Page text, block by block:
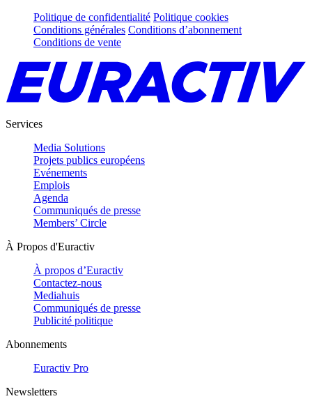
Politique de confidentialité Politique cookies
Conditions générales Conditions d’abonnement
Conditions de vente
Services
Media Solutions
Projets publics européens
Evénements
Emplois
Agenda
Communiqués de presse
Members’ Circle
À Propos d'Euractiv
À propos d’Euractiv
Contactez-nous
Mediahuis
Communiqués de presse
Publicité politique
Abonnements
Euractiv Pro
Newsletters